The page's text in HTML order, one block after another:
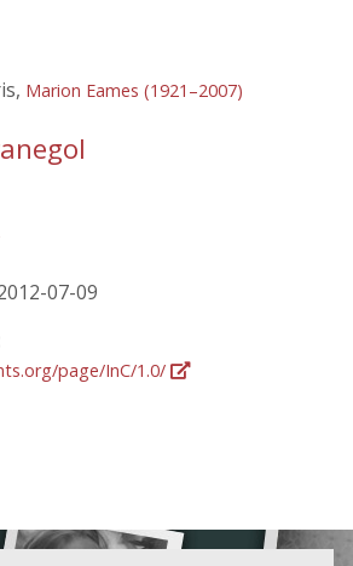
Marion Eames (1921–2007)
07-09
page/InC/1.0/